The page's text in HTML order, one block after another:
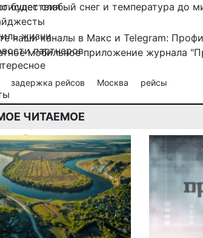
жизни
партнеров
служба
сайту
приложение
цитирования
будет слабый снег и температура до
наши каналы в Макс и Telegram:
мобильноеприложение журнала
задержка рейсов Москва рейсы
ЧИТАЕМОЕ